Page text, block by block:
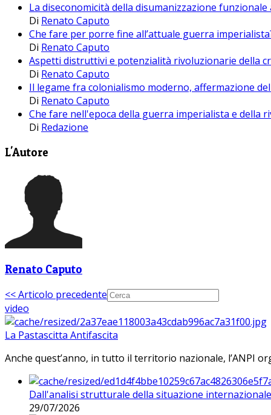
La diseconomicità della disumanizzazione funzionale
Di Renato Caputo
Che fare per porre fine all’attuale guerra
Di Renato Caputo
Aspetti distruttivi e potenzialità rivoluzionarie della
Di Renato Caputo
Il legame fra colonialismo moderno, affermazione
Di Renato Caputo
Che fare nell'epoca della guerra imperialista e della
Di Redazione
L'Autore
Renato Caputo
<< Articolo precedente
video
La Pastascitta Antifascita
Anche quest’anno, in tutto il territorio nazionale, l’ANPI
Dall'analisi strutturale della situazione
29/07/2026